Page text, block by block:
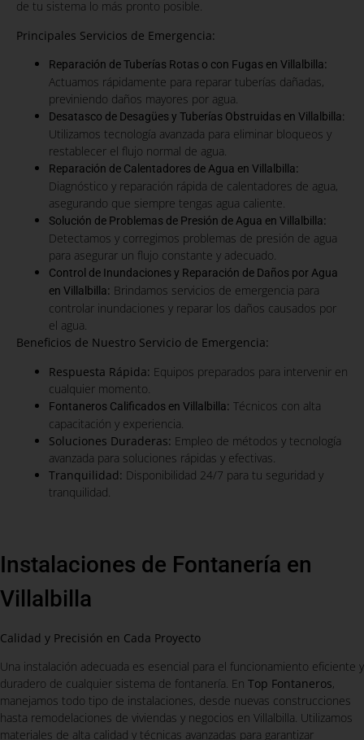
de tu sistema lo más pronto posible.
Principales Servicios de Emergencia:
Reparación de Tuberías Rotas o con Fugas en Villalbilla:
Actuamos rápidamente para reparar tuberías dañadas,
previniendo daños mayores por agua.
Desatasco de Desagües y Tuberías Obstruidas en Villalbilla:
Utilizamos tecnología avanzada para eliminar bloqueos y
restablecer el flujo normal de agua.
Reparación de Calentadores de Agua en Villalbilla:
Diagnóstico y reparación rápida de calentadores de agua,
asegurando que siempre tengas agua caliente.
Solución de Problemas de Presión de Agua en Villalbilla:
Detectamos y corregimos problemas de presión de agua
para asegurar un flujo constante y adecuado.
Control de Inundaciones y Reparación de Daños por Agua
en Villalbilla: Brindamos servicios de emergencia para
controlar inundaciones y reparar los daños causados por
el agua.
Beneficios de Nuestro Servicio de Emergencia:
Respuesta Rápida: Equipos preparados para intervenir en
cualquier momento.
Fontaneros Calificados en Villalbilla: Técnicos con alta
capacitación y experiencia.
Soluciones Duraderas: Empleo de métodos y tecnología
avanzada para soluciones rápidas y efectivas.
Tranquilidad: Disponibilidad 24/7 para tu seguridad y
tranquilidad.
Instalaciones de Fontanería en
Villalbilla
Calidad y Precisión en Cada Proyecto
Una instalación adecuada es esencial para el funcionamiento eficiente y
duradero de cualquier sistema de fontanería. En Top Fontaneros,
manejamos todo tipo de instalaciones, desde nuevas construcciones
hasta remodelaciones de viviendas y negocios en Villalbilla. Utilizamos
materiales de alta calidad y técnicas avanzadas para garantizar